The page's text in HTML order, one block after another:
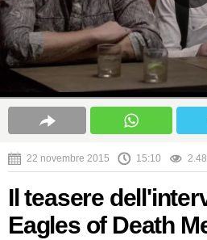
22 novembre 2015 15:10
Il teasere
Eagles of Death